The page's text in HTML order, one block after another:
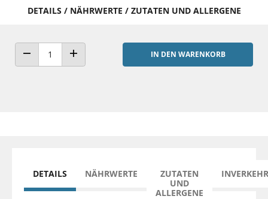
DETAILS / NÄHRWERTE / ZUTATEN UND ALLERGENE
ANZAHL VERRINGERNANZAHL ERHÖHEN
IN DEN WARENKORB
DETAILS NÄHRWERTE
ZUTATEN
UND
ALLERGENE